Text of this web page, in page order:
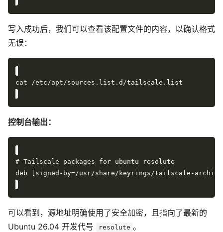
写入成功后，我们可以查看该配置文件的内容，以确认格式
无误：
控制台输出：
可以看到，源地址明确使用了安全加密，且指向了最新的
Ubuntu 26.04 开发代号
resolute 。